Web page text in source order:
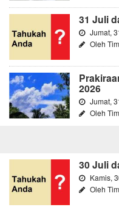
31 Juli
Jumat,
Oleh
2026
Jumat,
Oleh
30 Juli
Kamis,
Oleh